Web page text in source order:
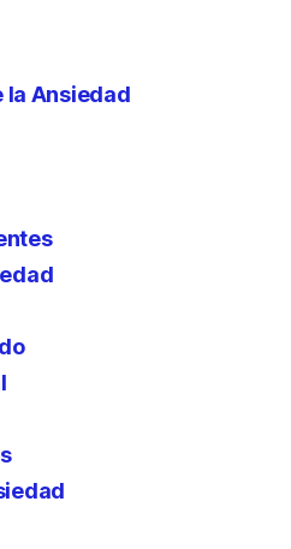
la Ansiedad